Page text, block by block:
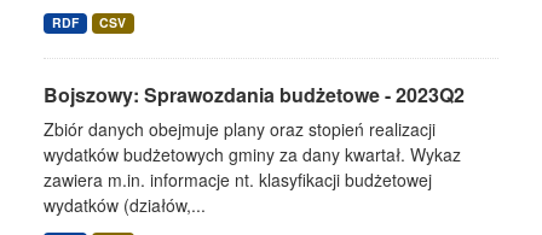
RDF CSV
Bojszowy: Sprawozdania budżetowe - 2023Q2
Zbiór danych obejmuje plany oraz stopień realizacji
wydatków budżetowych gminy za dany kwartał. Wykaz
zawiera m.in. informacje nt. klasyfikacji budżetowej
wydatków (działów,...